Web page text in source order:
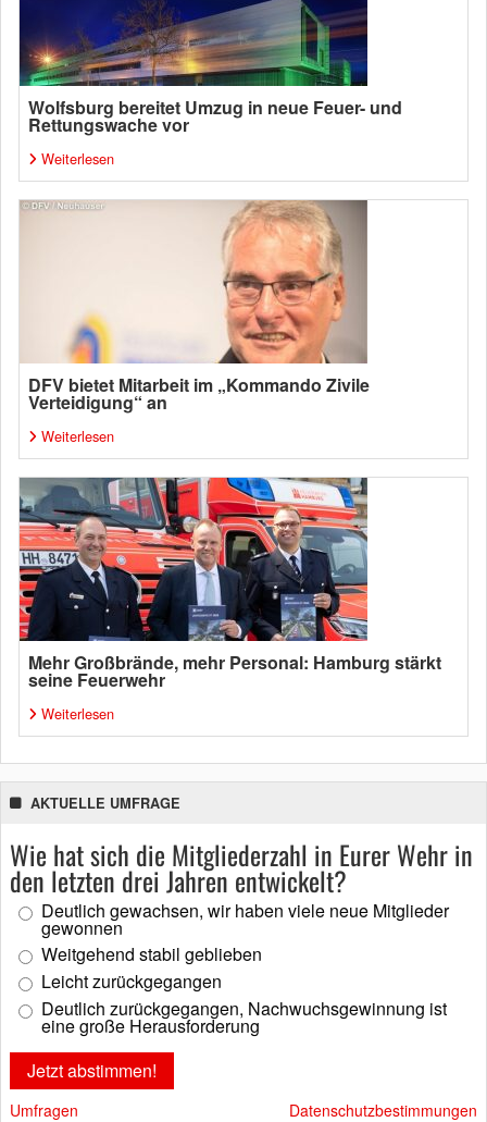
Wolfsburg bereitet Umzug in neue Feuer- und
Rettungswache vor
Weiterlesen
DFV bietet Mitarbeit im „Kommando Zivile
Verteidigung“ an
Weiterlesen
Mehr Großbrände, mehr Personal: Hamburg stärkt
seine Feuerwehr
Weiterlesen
AKTUELLE UMFRAGE
Wie hat sich die Mitgliederzahl in Eurer Wehr in
den letzten drei Jahren entwickelt?
Deutlich gewachsen, wir haben viele neue Mitglieder
gewonnen
Weitgehend stabil geblieben
Leicht zurückgegangen
Deutlich zurückgegangen, Nachwuchsgewinnung ist
eine große Herausforderung
Umfragen Datenschutzbestimmungen